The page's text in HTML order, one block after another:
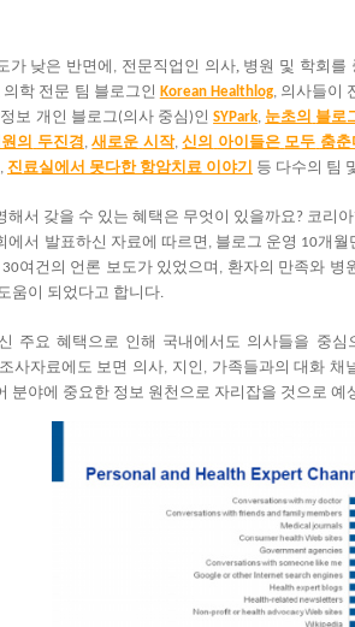
가 낮은 반면에 , 전문직업인 의사, 병원 및 학회를
의학 전문 팀 블로그인 Korean Healthlog, 의사들이
보 개인 블로그 (의사 중심)인 SYPark, 눈초의 블로
의 두진경,새로운 시작,신의 아이들은 모두 춤춘
, 진료실에서 못다한 항암치료 이야기 등 다수의 팀
해서 갖을 수 있는 혜택은 무엇이 있을까요 ? 코리
에서 발표하신 자료에 따르면 , 블로그 운영 10개월
30여건의 언론 보도가 있었으며 , 환자의 만족와 병
도움이 되었다고 합니다.
주요 혜택으로 인해 국내에서도 의사들을 중심
조사자료에도 보면 의사, 지인 , 가족들과의 대화 채
분야에 중요한 정보 원천으로 자리잡을 것으로 예